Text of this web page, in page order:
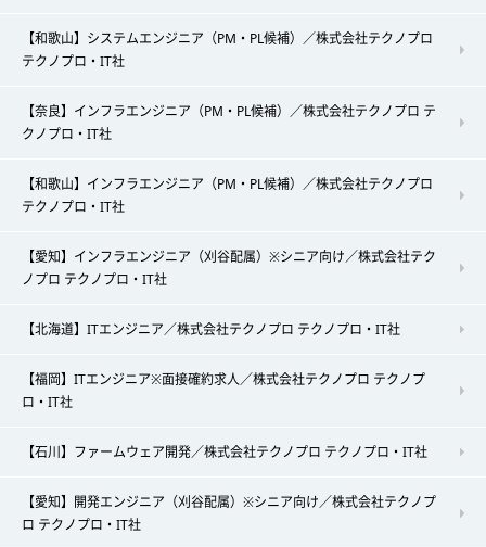
【和歌山】システムエンジニア（PM・PL候補）／株式会社テクノプロ
テクノプロ・IT社
【奈良】インフラエンジニア（PM・PL候補）／株式会社テクノプロ テ
クノプロ・IT社
【和歌山】インフラエンジニア（PM・PL候補）／株式会社テクノプロ
テクノプロ・IT社
【愛知】インフラエンジニア（刈谷配属）※シニア向け／株式会社テク
ノプロ テクノプロ・IT社
【北海道】ITエンジニア／株式会社テクノプロ テクノプロ・IT社
【福岡】ITエンジニア※面接確約求人／株式会社テクノプロ テクノプ
ロ・IT社
【石川】ファームウェア開発／株式会社テクノプロ テクノプロ・IT社
【愛知】開発エンジニア（刈谷配属）※シニア向け／株式会社テクノプ
ロ テクノプロ・IT社